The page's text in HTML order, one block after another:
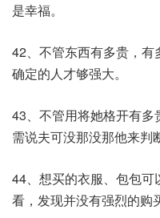
是幸福。
42、不管东西有多贵，
确定的人才够强大。
43、不管用将她格开有
需说夫可没那没那他来判
44、想买的衣服、包包
看，发现并没有强烈的购